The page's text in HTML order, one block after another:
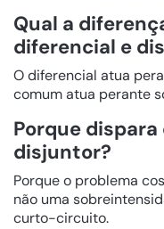
Qual a
diferencial e
O diferencial atua
comum atua perante
Porque
disjuntor?
Porque o problema
não uma
curto-circuito.